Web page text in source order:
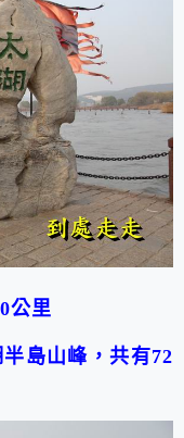
公里
島山峰，共有72